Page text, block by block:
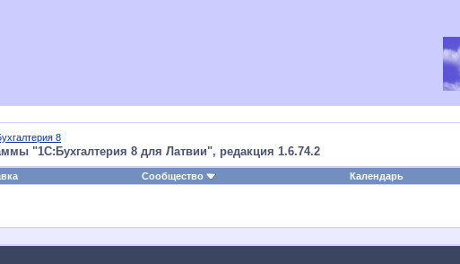
8
"1С:Бухгалтерия 8 для Латвии", редакция 1.6.74.2
Сообщество Календарь